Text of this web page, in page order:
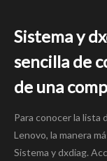
Sistema y
sencilla de
de una
Para conocer la
Lenovo, la manera
Sistema y dxdiag.